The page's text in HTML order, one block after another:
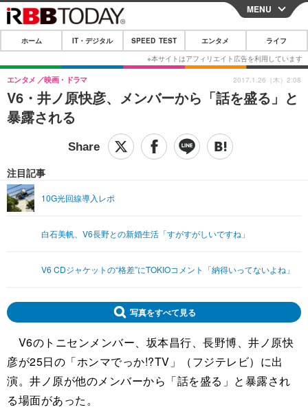
CLOSE
ホーム
IT・デジタル
IT・デジタルTOP スマートフォン
その他
SPEED TEST
映画・ドラマ
グラビア ブログ
ショッピング その他
ライフTOP
リリース一覧
MENU
ホーム IT・デジタル SPEED TEST エンタメ ライフ
V6・井ノ原快彦、メンバーから「話を盛る」と
暴露される
エンタメ 映画・ドラマ
注目記事
10G光回線導入レポ
白石美帆、V6長野との新婚生活「すがすがしいですね」
V6 CDジャケットの“格差”にTOKIOコメント「納得いってないよね」
2017.1.26（木）2:08
写真をすべて見る
V6のトニセンメンバー、坂本昌行、長野博、井ノ原快
彦が25日の「ホンマでっか!?TV」（フジテレビ）に出
演。井ノ原が他のメンバーから「話を盛る」と暴露され
る場面があった。